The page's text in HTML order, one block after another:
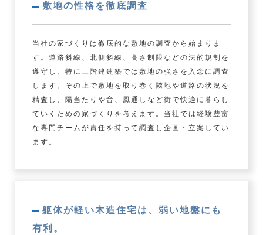
敷地の性格を徹底調査
当社の家づくりは徹底的な敷地の調査から始まりま
す。道路斜線、北側斜線、高さ制限などの法的規制を
遵守し、特に三階建建築では敷地の強さを入念に調査
します。その上で敷地を取り巻く隣地や道路の状況を
精査し、陽当たりや音、風通しなど街で快適に暮らし
ていくための家づくりを考えます。当社では経験豊富
な専門チームが責任を持って調査し企画・立案してい
ます。
躯体が軽い木造住宅は、弱い地盤にも
有利。